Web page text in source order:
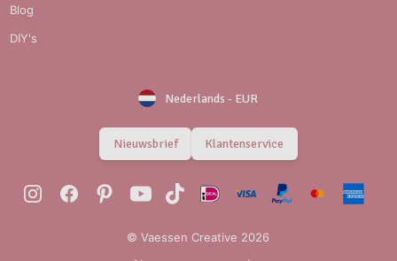
Blog
DIY's
Nederlands - EUR
Nieuwsbrief Klantenservice
© Vaessen Creative 2026